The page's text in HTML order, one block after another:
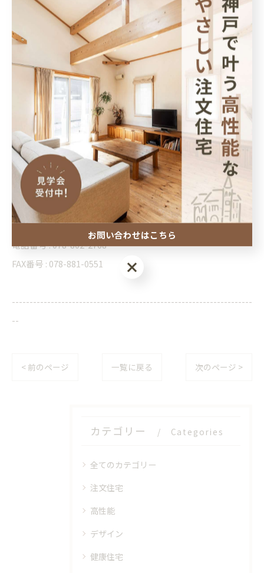
次回は1月に、マンションを
断熱改修したリノベーション見
を開催予定です！
断熱性能をしっかり高めた住まいがどれほど快適なのか、実
際に体感していただける貴重な機会です。
詳細が決まり次第、こちらの公式サイトでお知らせしますの
で、楽しみにお待ちください！
--------------------------------------------------------------------
株式会社あんじゅホーム
住所 : 兵庫県神戸市灘区灘南通３丁目４−２０
電話番号 : 078-802-2768
FAX番号 : 078-881-0551
--------------------------------------------------------------------
--
< 前のページ 一覧に戻る 次のページ >
カテゴリー Categories
全てのカテゴリー
注文住宅
高性能
デザイン
健康住宅
お問い合わせはこちら
お問い合わせはこちら